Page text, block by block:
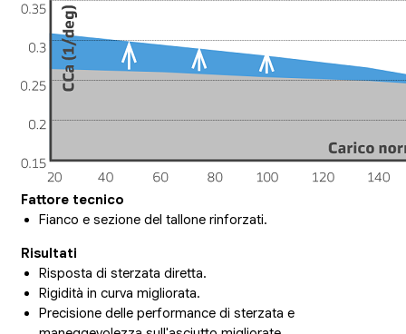
Fattore tecnico
Fianco e sezione del tallone rinforzati.
Risultati
Risposta di sterzata diretta.
Rigidità in curva migliorata.
Precisione delle performance di sterzata e